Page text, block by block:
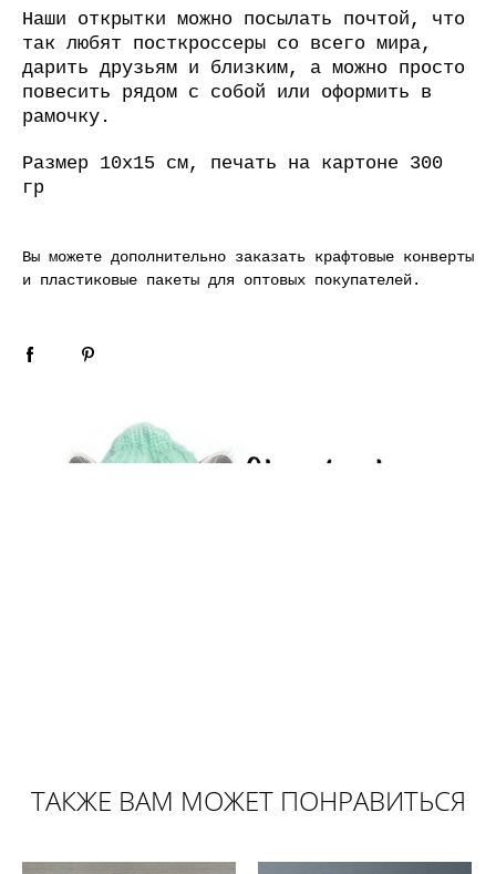
Наши открытки можно посылать почтой, что
так любят посткроссеры со всего мира,
дарить друзьям и близким, а можно просто
повесить рядом с собой или оформить в
рамочку.
Размер 10х15 см, печать на картоне 300
гр
Вы можете дополнительно заказать крафтовые конверты
и пластиковые пакеты для оптовых покупателей.
ТАКЖЕ ВАМ МОЖЕТ ПОНРАВИТЬСЯ